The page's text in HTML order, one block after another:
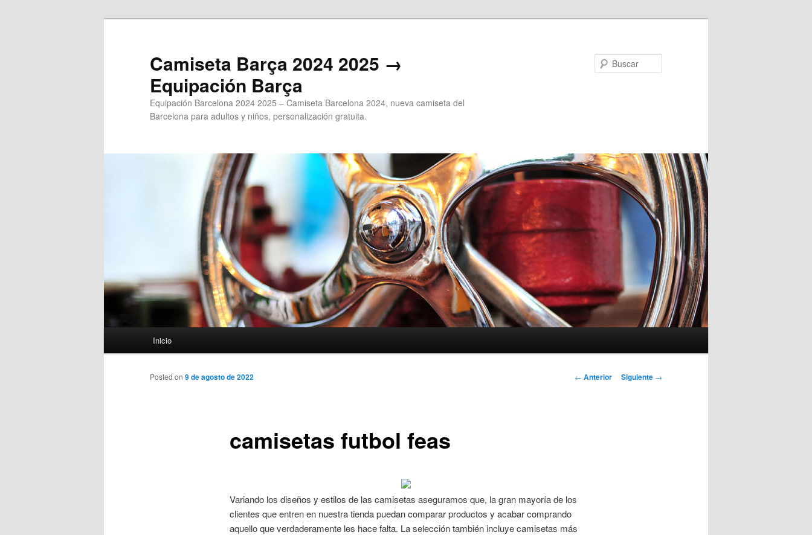
Camiseta Barça 2024 2025 →
Equipación Barça
Equipación Barcelona 2024 2025 – Camiseta Barcelona 2024, nueva camiseta del
Barcelona para adultos y niños, personalización gratuita.
Inicio
Navegación
← Anterior Siguiente →
camisetas futbol feas
Posted on 9 de agosto de 2022
Variando los diseños y estilos de las camisetas aseguramos que, la gran mayoría de los
clientes que entren en nuestra tienda puedan comparar productos y acabar comprando
aquello que verdaderamente les hace falta. La selección también incluye camisetas más